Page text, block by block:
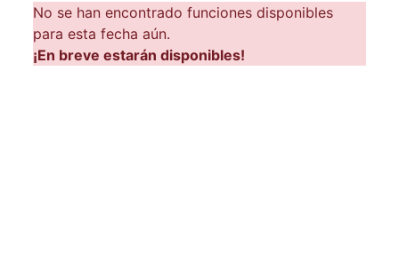
No se han encontrado funciones disponibles
para esta fecha aún.
¡En breve estarán disponibles!